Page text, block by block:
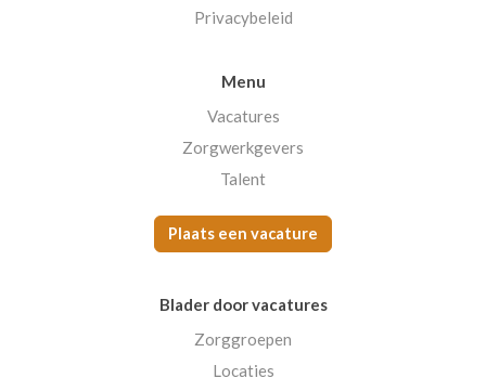
Privacybeleid
Menu
Vacatures
Zorgwerkgevers
Talent
Plaats een vacature
Blader door vacatures
Zorggroepen
Locaties